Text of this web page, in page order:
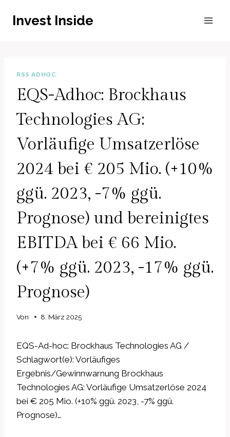
InhaltInvest Inside
RSS ADHOC
EQS-Adhoc: Brockhaus
Technologies AG:
Vorläufige Umsatzerlöse
2024 bei € 205 Mio. (+10%
ggü. 2023, -7% ggü.
Prognose) und bereinigtes
EBITDA bei € 66 Mio.
(+7% ggü. 2023, -17% ggü.
Prognose)
Von 8. März 2025
EQS-Ad-hoc: Brockhaus Technologies AG /
Schlagwort(e): Vorläufiges
Ergebnis/Gewinnwarnung Brockhaus
Technologies AG: Vorläufige Umsatzerlöse 2024
bei € 205 Mio. (+10% ggü. 2023, -7% ggü.
Prognose)…